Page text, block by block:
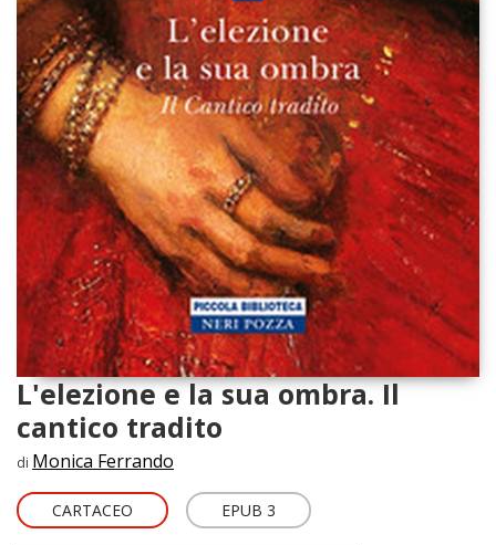
L'elezione e la sua ombra. Il
cantico tradito
di Monica Ferrando
CARTACEO EPUB 3